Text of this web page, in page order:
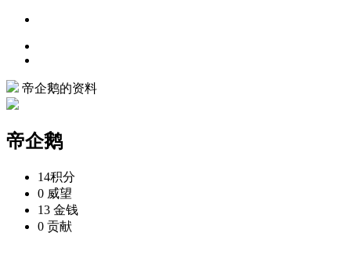
帝企鹅的资料
帝企鹅
14积分
0 威望
13 金钱
0 贡献